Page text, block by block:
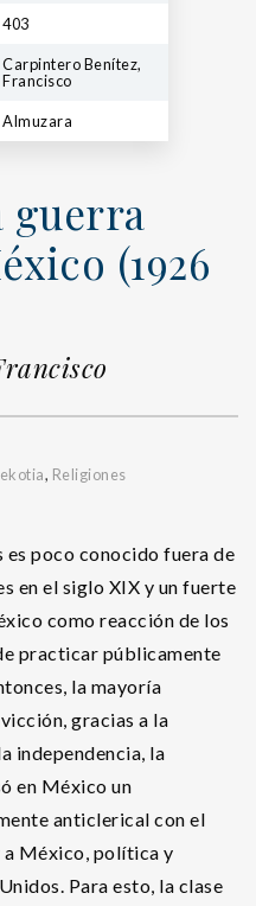
403
Carpintero Benítez,
Francisco
Almuzara
guerra
(1926
, Religiones
poco conocido fuera de
en el siglo XIX y un fuerte
como reacción de los
practicar públicamente
la mayoría
gracias a la
independencia, la
en México un
anticlerical con el
a México, política y
Para esto, la clase